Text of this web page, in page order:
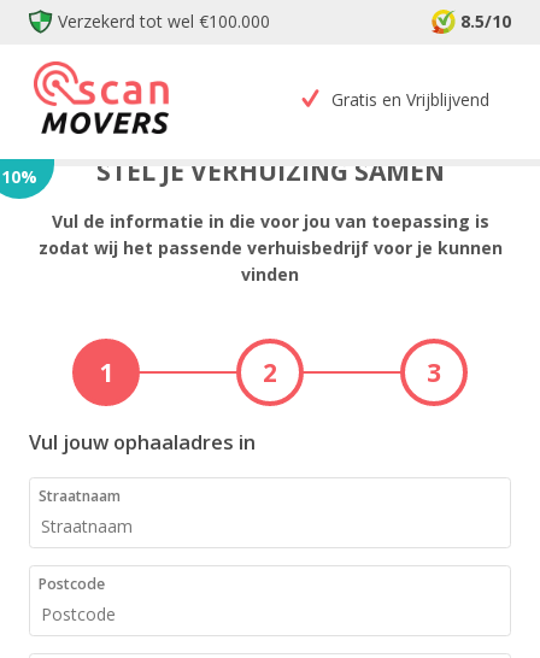
Verzekerd tot wel €100.000 8.5/10
Gratis en Vrijblijvend
10% STEL JE VERHUIZING SAMEN
Vul de informatie in die voor jou van toepassing is
zodat wij het passende verhuisbedrijf voor je kunnen
vinden
1 2 3
Vul jouw ophaaladres in
Straatnaam
Postcode